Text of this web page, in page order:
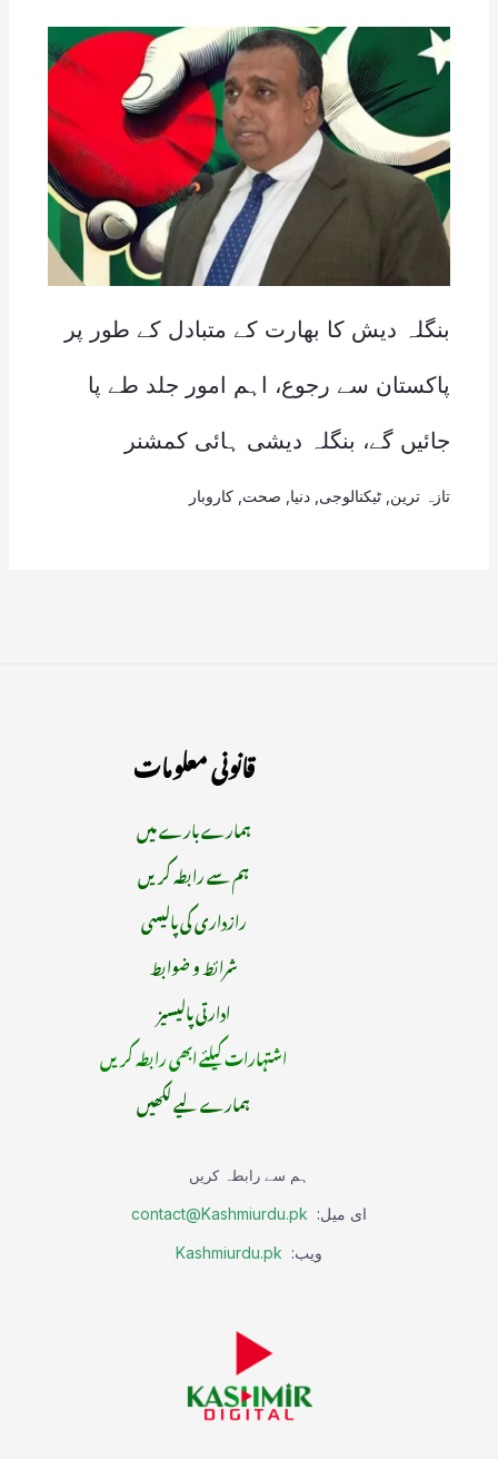
بنگلہ دیش کا بھارت کے متبادل کے طور پر
پاکستان سے رجوع، اہم امور جلد طے پا
جائیں گے، بنگلہ دیشی ہائی کمشنر
تازہ ترین ٹیکنالوجی دنیا صحت کاروبار
قانونی معلومات
ہمارے بارے میں
ہم سے رابطہ کریں
رازداری کی پالیسی
شرائط و ضوابط
ادارتی پالیسیز
اشتہارات کیلئے ابھی رابطہ کریں
ہمارے لیے لکھیں
ہم سے رابطہ کریں
ای میل: contact@Kashmiurdu.pk
ویب: Kashmiurdu.pk